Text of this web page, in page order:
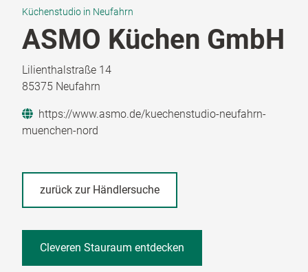
Küchenstudio in Neufahrn
ASMO Küchen GmbH
Lilienthalstraße 14
85375 Neufahrn
https://www.asmo.de/kuechenstudio-neufahrn-
muenchen-nord
zurück zur Händlersuche
Cleveren Stauraum entdecken